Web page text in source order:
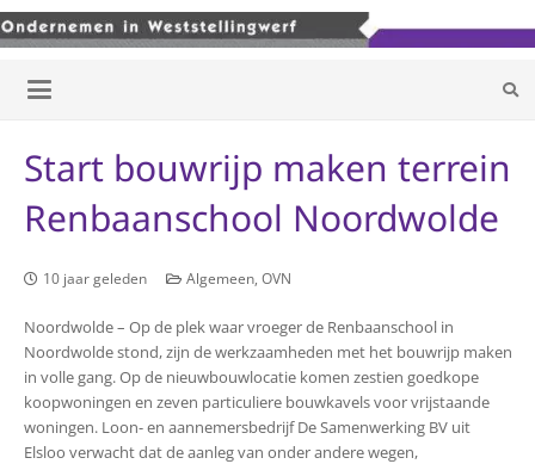
Start bouwrijp maken terrein
Renbaanschool Noordwolde
10 jaar geleden Algemeen ,OVN
Noordwolde – Op de plek waar vroeger de Renbaanschool in
Noordwolde stond, zijn de werkzaamheden met het bouwrijp maken
in volle gang. Op de nieuwbouwlocatie komen zestien goedkope
koopwoningen en zeven particuliere bouwkavels voor vrijstaande
woningen. Loon- en aannemersbedrijf De Samenwerking BV uit
Elsloo verwacht dat de aanleg van onder andere wegen,